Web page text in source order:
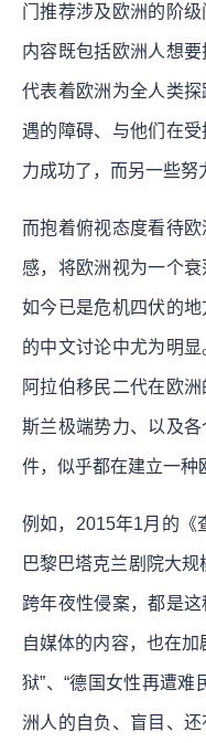
门推荐涉及欧洲的阶
内容既包括欧洲人想
代表着欧洲为全人类
遇的障碍、与他们在
力成功了，而另一些努
而抱着俯视态度看待
感，将欧洲视为一个
如今已是危机四伏的
的中文讨论中尤为明
阿拉伯移民二代在欧
斯兰极端势力、以及
件，似乎都在建立一种
例如，2015年1月的《
巴黎巴塔克兰剧院大
跨年夜性侵案，都是
自媒体的内容，也在加
狱”、“德国女性再遭
洲人的自负、盲目、